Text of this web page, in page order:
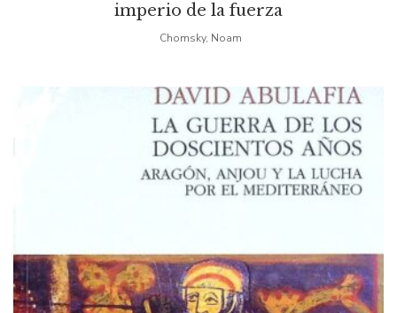
imperio de la fuerza
original
era:
$53,12.
actual
$39,84.
Chomsky, Noam